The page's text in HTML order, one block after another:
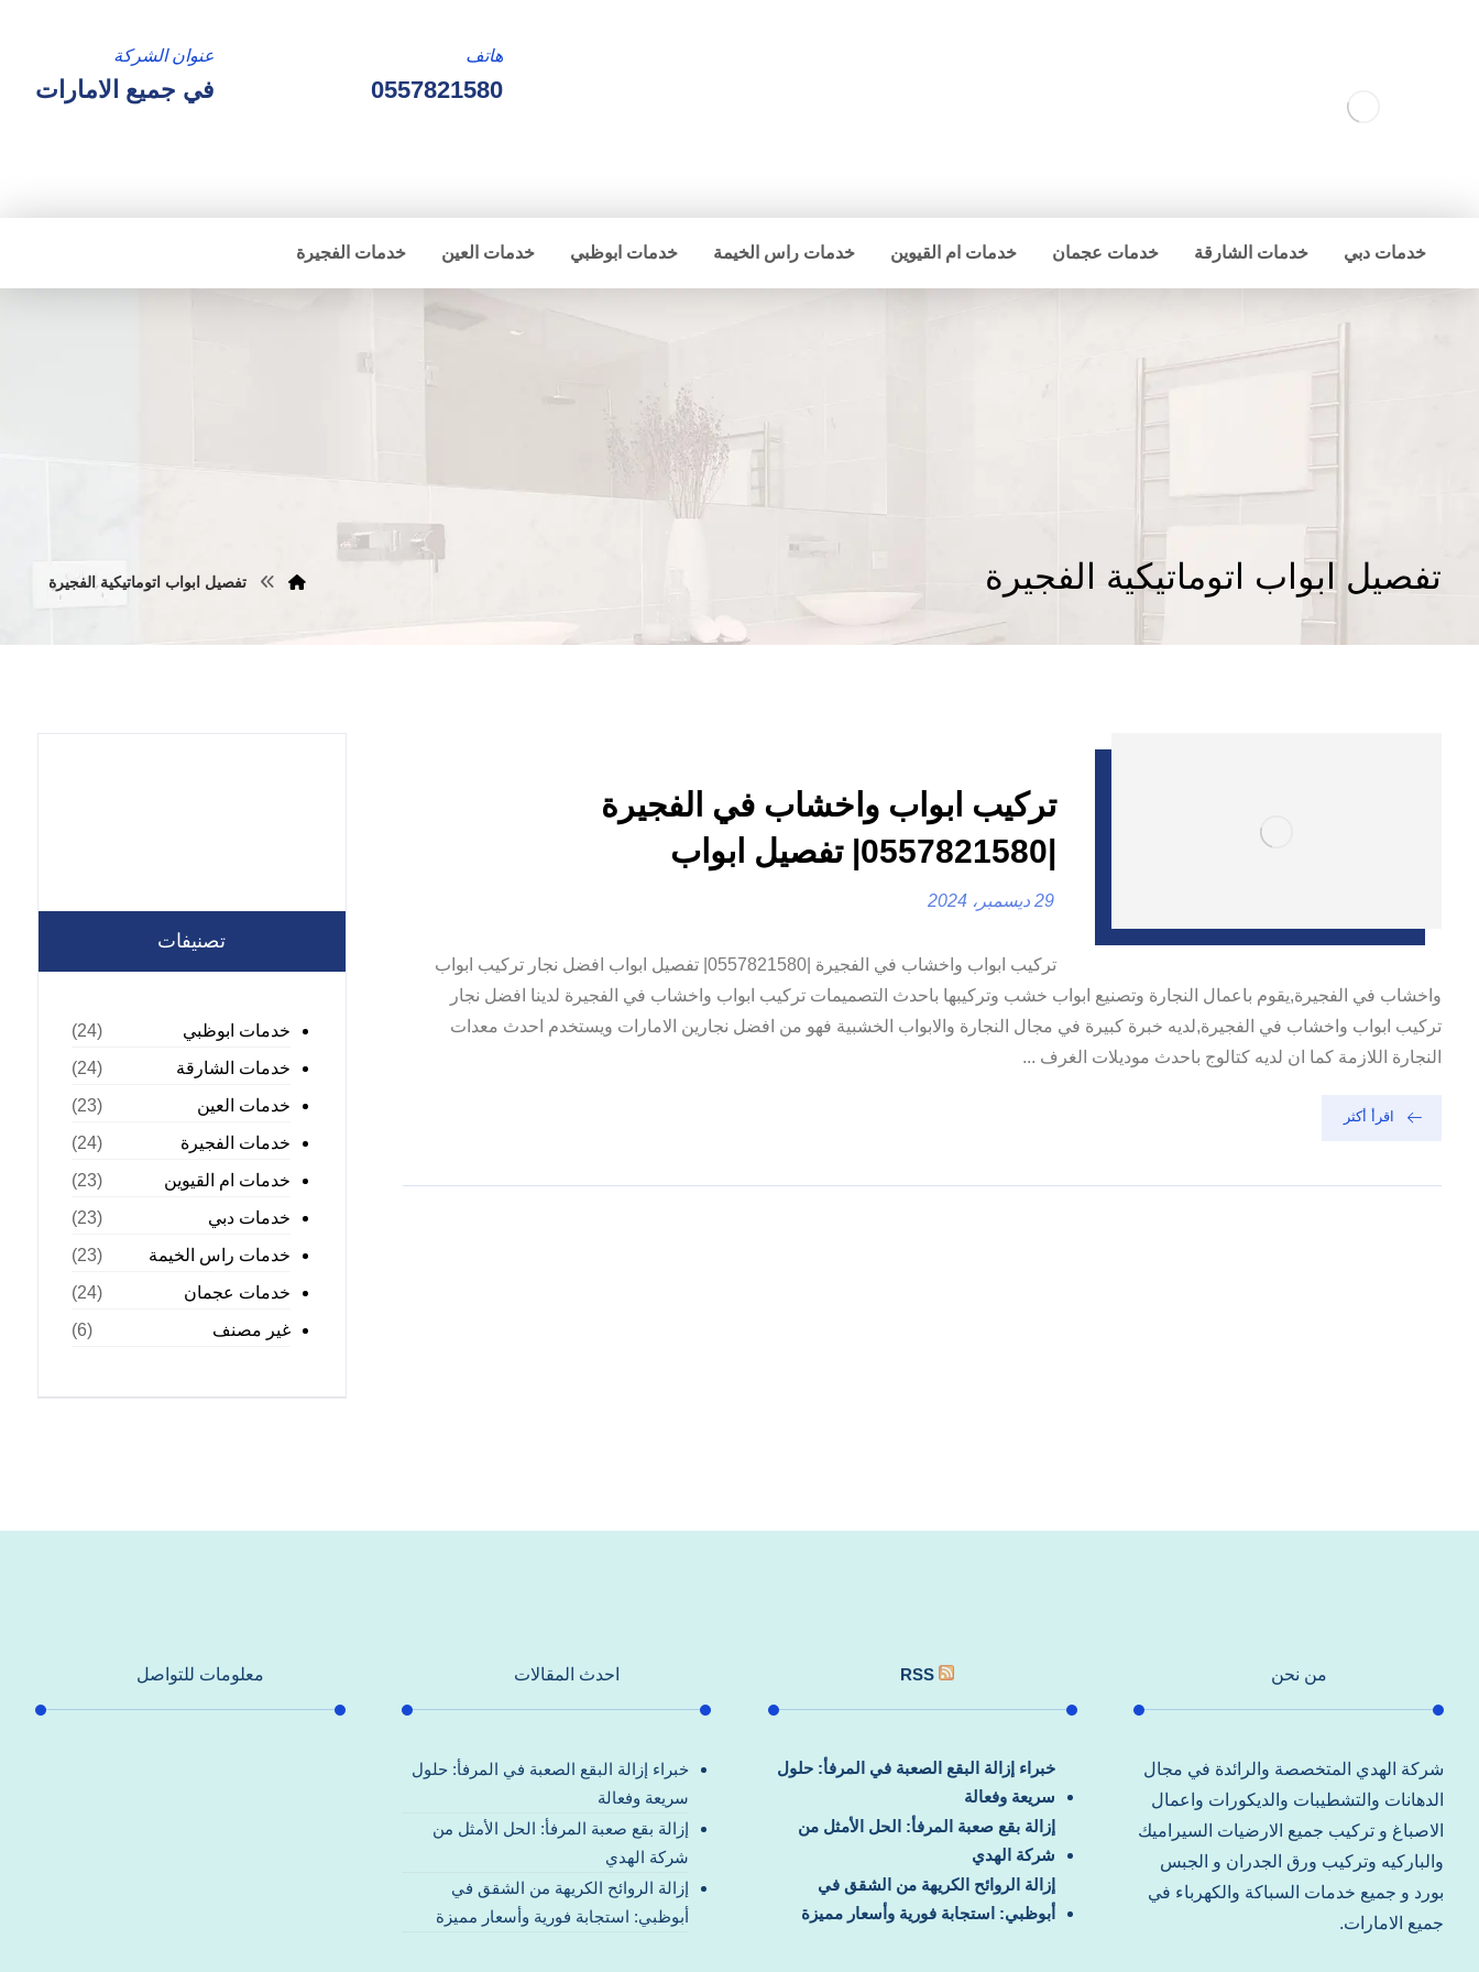
عنوان الشركة
في جميع الامارات
هاتف
0557821580
خدمات دبي خدمات الشارقة خدمات عجمان خدمات ام القيوين خدمات راس الخيمة خدمات ابوظبي خدمات العين خدمات الفجيرة
تفصيل ابواب اتوماتيكية الفجيرة تفصيل ابواب اتوماتيكية الفجيرة
تركيب ابواب واخشاب في الفجيرة
|0557821580| تفصيل ابواب
29 ديسمبر، 2024
تركيب ابواب واخشاب في الفجيرة |0557821580| تفصيل ابواب افضل نجار تركيب ابواب
واخشاب في الفجيرة,يقوم باعمال النجارة وتصنيع ابواب خشب وتركيبها باحدث التصميمات تركيب ابواب واخشاب في الفجيرة لدينا افضل نجار
تركيب ابواب واخشاب في الفجيرة,لديه خبرة كبيرة في مجال النجارة والابواب الخشبية فهو من افضل نجارين الامارات ويستخدم احدث معدات
النجارة اللازمة كما ان لديه كتالوج باحدث موديلات الغرف ...
اقرأ أكثر
تصنيفات
خدمات ابوظبي
(24)
خدمات الشارقة
(24)
خدمات العين
(23)
خدمات الفجيرة
(24)
خدمات ام القيوين
(23)
خدمات دبي
(23)
خدمات راس الخيمة
(23)
خدمات عجمان
(24)
غير مصنف
(6)
من نحن
شركة الهدي المتخصصة والرائدة في مجال
الدهانات والتشطيبات والديكورات واعمال
الاصباغ و تركيب جميع الارضيات السيراميك
والباركيه وتركيب ورق الجدران و الجبس
بورد و جميع خدمات السباكة والكهرباء في
جميع الامارات.
RSS
خبراء إزالة البقع الصعبة في المرفأ: حلول
سريعة وفعالة
إزالة بقع صعبة المرفأ: الحل الأمثل من
شركة الهدي
إزالة الروائح الكريهة من الشقق في
أبوظبي: استجابة فورية وأسعار مميزة
احدث المقالات
خبراء إزالة البقع الصعبة في المرفأ: حلول
سريعة وفعالة
إزالة بقع صعبة المرفأ: الحل الأمثل من
شركة الهدي
إزالة الروائح الكريهة من الشقق في
أبوظبي: استجابة فورية وأسعار مميزة
معلومات للتواصل